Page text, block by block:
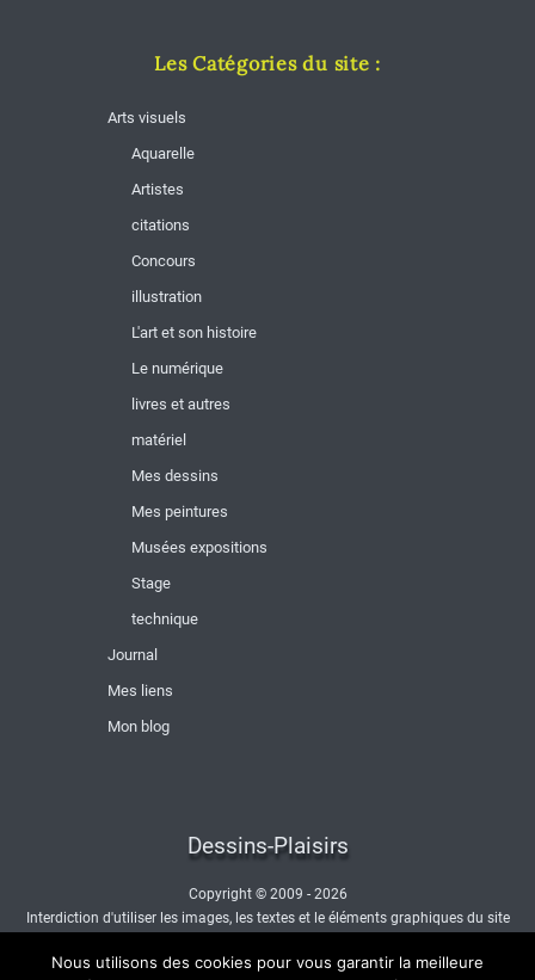
Les Catégories du site :
Arts visuels
Aquarelle
Artistes
citations
Concours
illustration
L'art et son histoire
Le numérique
livres et autres
matériel
Mes dessins
Mes peintures
Musées expositions
Stage
technique
Journal
Mes liens
Mon blog
Dessins-Plaisirs
Copyright © 2009 - 2026
Interdiction d'utiliser les images, les textes et le éléments graphiques du site
Nous utilisons des cookies pour vous garantir la meilleure